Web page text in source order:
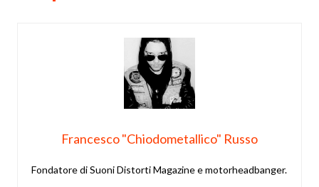
Francesco "Chiodometallico" Russo
Fondatore di Suoni Distorti Magazine e motorheadbanger.